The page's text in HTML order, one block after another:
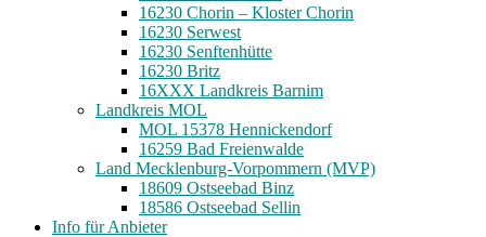
16230 Chorin – Kloster Chorin
16230 Serwest
16230 Senftenhütte
16230 Britz
16XXX Landkreis Barnim
Landkreis MOL
MOL 15378 Hennickendorf
16259 Bad Freienwalde
Land Mecklenburg-Vorpommern (MVP)
18609 Ostseebad Binz
18586 Ostseebad Sellin
Info für Anbieter